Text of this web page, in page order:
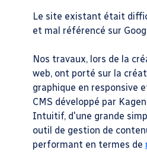
Le site existant était
et mal référencé sur
Nos travaux, lors de la
web, ont porté sur la
graphique en responsive
CMS développé par
Intuitif, d'une grande
outil de gestion de
performant en termes de